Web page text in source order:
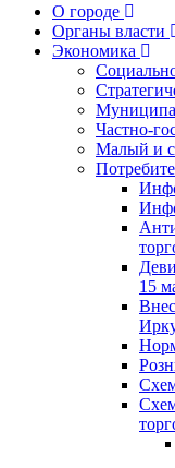
О городе
Органы власти
Экономика
Частно-
Малый и
15